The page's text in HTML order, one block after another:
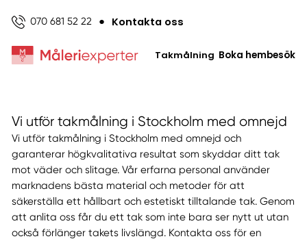
070 681 52 22 ● Kontakta oss
Takmålning Boka hembesök
Vi utför takmålning i Stockholm med omnejd
Vi utför takmålning i Stockholm med omnejd och
garanterar högkvalitativa resultat som skyddar ditt tak
mot väder och slitage. Vår erfarna personal använder
marknadens bästa material och metoder för att
säkerställa ett hållbart och estetiskt tilltalande tak. Genom
att anlita oss får du ett tak som inte bara ser nytt ut utan
också förlänger takets livslängd. Kontakta oss för en